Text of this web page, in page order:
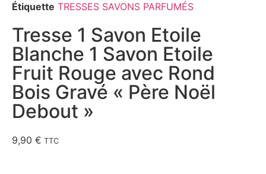
Étiquette TRESSES SAVONS PARFUMÉS
Tresse 1 Savon Etoile
Blanche 1 Savon Etoile
Fruit Rouge avec Rond
Bois Gravé « Père Noël
Debout »
9,90 € TTC